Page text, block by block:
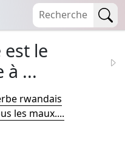
est le
à ...
rwandais
les maux....